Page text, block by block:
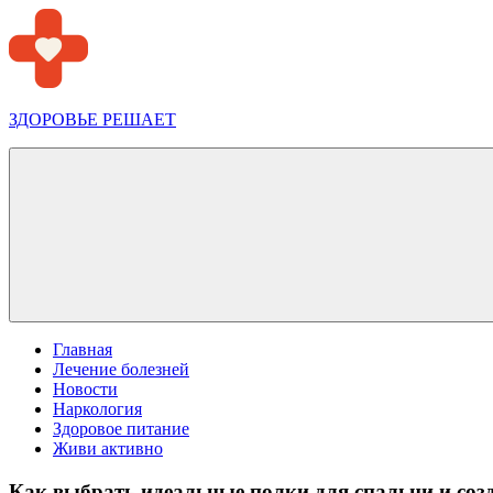
Перейти
к
содержимому
ЗДОРОВЬЕ РЕШАЕТ
Меню
Главная
Лечение болезней
Новости
Наркология
Здоровое питание
Живи активно